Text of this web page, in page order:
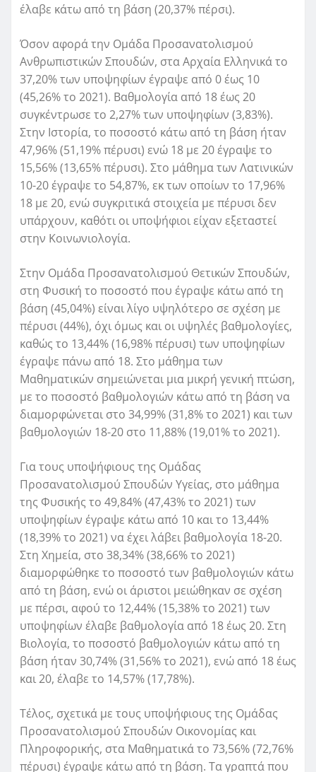
έλαβε κάτω από τη βάση (20,37% πέρσι).
Όσον αφορά την Ομάδα Προσανατολισμού
Ανθρωπιστικών Σπουδών, στα Αρχαία Ελληνικά το
37,20% των υποψηφίων έγραψε από 0 έως 10
(45,26% το 2021). Βαθμολογία από 18 έως 20
συγκέντρωσε το 2,27% των υποψηφίων (3,83%).
Στην Ιστορία, το ποσοστό κάτω από τη βάση ήταν
47,96% (51,19% πέρυσι) ενώ 18 με 20 έγραψε το
15,56% (13,65% πέρυσι). Στο μάθημα των Λατινικών
10-20 έγραψε το 54,87%, εκ των οποίων το 17,96%
18 με 20, ενώ συγκριτικά στοιχεία με πέρυσι δεν
υπάρχουν, καθότι οι υποψήφιοι είχαν εξεταστεί
στην Κοινωνιολογία.
Στην Ομάδα Προσανατολισμού Θετικών Σπουδών,
στη Φυσική το ποσοστό που έγραψε κάτω από τη
βάση (45,04%) είναι λίγο υψηλότερο σε σχέση με
πέρυσι (44%), όχι όμως και οι υψηλές βαθμολογίες,
καθώς το 13,44% (16,98% πέρυσι) των υποψηφίων
έγραψε πάνω από 18. Στο μάθημα των
Μαθηματικών σημειώνεται μια μικρή γενική πτώση,
με το ποσοστό βαθμολογιών κάτω από τη βάση να
διαμορφώνεται στο 34,99% (31,8% το 2021) και των
βαθμολογιών 18-20 στο 11,88% (19,01% το 2021).
Για τους υποψήφιους της Ομάδας
Προσανατολισμού Σπουδών Υγείας, στο μάθημα
της Φυσικής το 49,84% (47,43% το 2021) των
υποψηφίων έγραψε κάτω από 10 και το 13,44%
(18,39% το 2021) να έχει λάβει βαθμολογία 18-20.
Στη Χημεία, στο 38,34% (38,66% το 2021)
διαμορφώθηκε το ποσοστό των βαθμολογιών κάτω
από τη βάση, ενώ οι άριστοι μειώθηκαν σε σχέση
με πέρσι, αφού το 12,44% (15,38% το 2021) των
υποψηφίων έλαβε βαθμολογία από 18 έως 20. Στη
Βιολογία, το ποσοστό βαθμολογιών κάτω από τη
βάση ήταν 30,74% (31,56% το 2021), ενώ από 18 έως
και 20, έλαβε το 14,57% (17,78%).
Τέλος, σχετικά με τους υποψήφιους της Ομάδας
Προσανατολισμού Σπουδών Οικονομίας και
Πληροφορικής, στα Μαθηματικά το 73,56% (72,76%
πέρυσι) έγραψε κάτω από τη βάση. Τα γραπτά που